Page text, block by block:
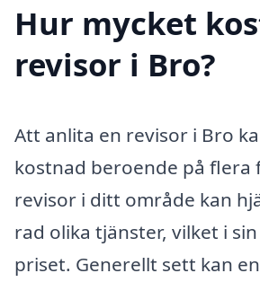
Hur mycket
revisor i Bro?
Att anlita en revisor i Bro
kostnad beroende på flera
revisor i ditt område kan
rad olika tjänster, vilket i
priset. Generellt sett kan